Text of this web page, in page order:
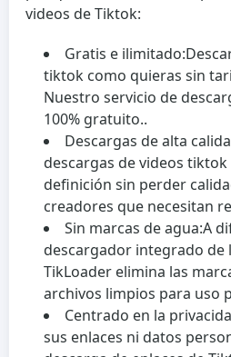
videos de Tiktok:
Gratis e ilimitado:
tiktok como quieras sin
Nuestro servicio de
100% gratuito..
Descargas de alta
descargas de videos
definición sin perder
creadores que necesitan
Sin marcas de agua:A
descargador integrado de
TikLoader elimina las
archivos limpios para uso
Centrado en la
sus enlaces ni datos